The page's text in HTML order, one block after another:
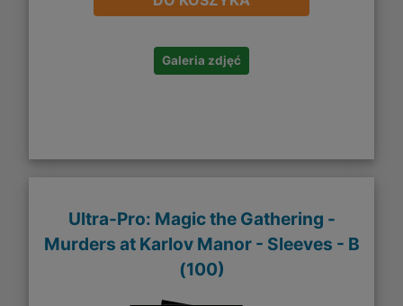
Galeria zdjęć
Ultra-Pro: Magic the Gathering -
Murders at Karlov Manor - Sleeves - B
(100)